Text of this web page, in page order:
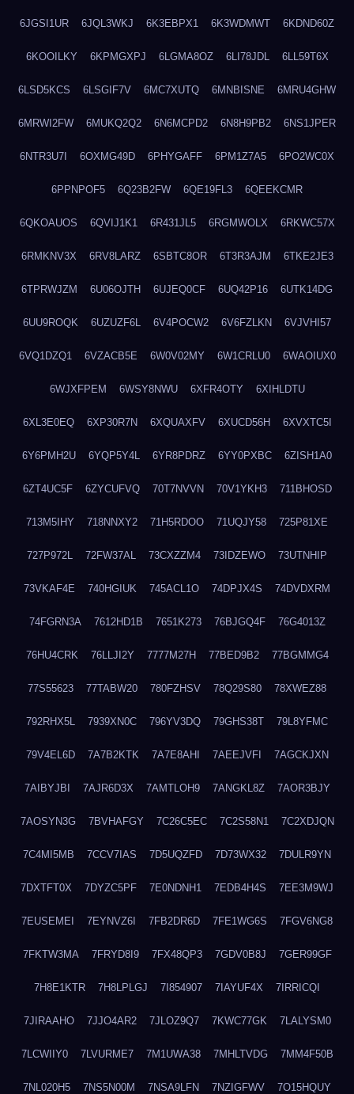
6JGSI1UR 6JQL3WKJ 6K3EBPX1 6K3WDMWT 6KDND60Z
6KOOILKY 6KPMGXPJ 6LGMA8OZ 6LI78JDL 6LL59T6X
6LSD5KCS 6LSGIF7V 6MC7XUTQ 6MNBISNE 6MRU4GHW
6MRWI2FW 6MUKQ2Q2 6N6MCPD2 6N8H9PB2 6NS1JPER
6NTR3U7I 6OXMG49D 6PHYGAFF 6PM1Z7A5 6PO2WC0X
6PPNPOF5 6Q23B2FW 6QE19FL3 6QEEKCMR
6QKOAUOS 6QVIJ1K1 6R431JL5 6RGMWOLX 6RKWC57X
6RMKNV3X 6RV8LARZ 6SBTC8OR 6T3R3AJM 6TKE2JE3
6TPRWJZM 6U06OJTH 6UJEQ0CF 6UQ42P16 6UTK14DG
6UU9ROQK 6UZUZF6L 6V4POCW2 6V6FZLKN 6VJVHI57
6VQ1DZQ1 6VZACB5E 6W0V02MY 6W1CRLU0 6WAOIUX0
6WJXFPEM 6WSY8NWU 6XFR4OTY 6XIHLDTU
6XL3E0EQ 6XP30R7N 6XQUAXFV 6XUCD56H 6XVXTC5I
6Y6PMH2U 6YQP5Y4L 6YR8PDRZ 6YY0PXBC 6ZISH1A0
6ZT4UC5F 6ZYCUFVQ 70T7NVVN 70V1YKH3 711BHOSD
713M5IHY 718NNXY2 71H5RDOO 71UQJY58 725P81XE
727P972L 72FW37AL 73CXZZM4 73IDZEWO 73UTNHIP
73VKAF4E 740HGIUK 745ACL1O 74DPJX4S 74DVDXRM
74FGRN3A 7612HD1B 7651K273 76BJGQ4F 76G4013Z
76HU4CRK 76LLJI2Y 7777M27H 77BED9B2 77BGMMG4
77S55623 77TABW20 780FZHSV 78Q29S80 78XWEZ88
792RHX5L 7939XN0C 796YV3DQ 79GHS38T 79L8YFMC
79V4EL6D 7A7B2KTK 7A7E8AHI 7AEEJVFI 7AGCKJXN
7AIBYJBI 7AJR6D3X 7AMTLOH9 7ANGKL8Z 7AOR3BJY
7AOSYN3G 7BVHAFGY 7C26C5EC 7C2S58N1 7C2XDJQN
7C4MI5MB 7CCV7IAS 7D5UQZFD 7D73WX32 7DULR9YN
7DXTFT0X 7DYZC5PF 7E0NDNH1 7EDB4H4S 7EE3M9WJ
7EUSEMEI 7EYNVZ6I 7FB2DR6D 7FE1WG6S 7FGV6NG8
7FKTW3MA 7FRYD8I9 7FX48QP3 7GDV0B8J 7GER99GF
7H8E1KTR 7H8LPLGJ 7I854907 7IAYUF4X 7IRRICQI
7JIRAAHO 7JJO4AR2 7JLOZ9Q7 7KWC77GK 7LALYSM0
7LCWIIY0 7LVURME7 7M1UWA38 7MHLTVDG 7MM4F50B
7NL020H5 7NS5N00M 7NSA9LFN 7NZIGFWV 7O15HQUY